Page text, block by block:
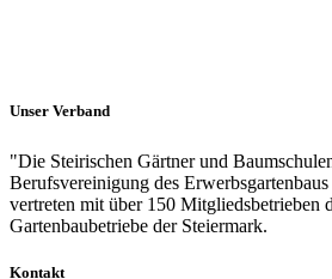
Unser Verband
"Die Steirischen Gärtner und
Berufsvereinigung des
vertreten mit über 150 Mitgliedsbetrieben
Gartenbaubetriebe der Steiermark.
Kontakt